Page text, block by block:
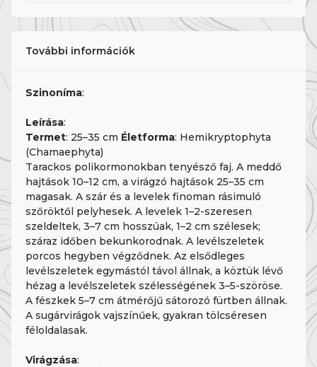
További információk
Szinoníma:
Leírása:
Termet: 25–35 cm Életforma: Hemikryptophyta
(Chamaephyta)
Tarackos polikormonokban tenyésző faj. A meddő
hajtások 10–12 cm, a virágzó hajtások 25–35 cm
magasak. A szár és a levelek finoman rásimuló
szőröktől pelyhesek. A levelek 1–2-szeresen
szeldeltek, 3–7 cm hosszúak, 1–2 cm szélesek;
száraz időben bekunkorodnak. A levélszeletek
porcos hegyben végződnek. Az elsődleges
levélszeletek egymástól távol állnak, a köztük lévő
hézag a levélszeletek szélességének 3–5-szöröse.
A fészkek 5–7 cm átmérőjű sátorozó fürtben állnak.
A sugárvirágok vajszínűek, gyakran tölcséresen
féloldalasak.
Virágzása: